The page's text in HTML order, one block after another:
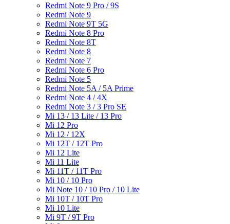
Redmi Note 9 Pro / 9S
Redmi Note 9
Redmi Note 9T 5G
Redmi Note 8 Pro
Redmi Note 8T
Redmi Note 8
Redmi Note 7
Redmi Note 6 Pro
Redmi Note 5
Redmi Note 5A / 5A Prime
Redmi Note 4 / 4X
Redmi Note 3 / 3 Pro SE
Mi 13 / 13 Lite / 13 Pro
Mi 12 Pro
Mi 12 / 12X
Mi 12T / 12T Pro
Mi 12 Lite
Mi 11 Lite
Mi 11T / 11T Pro
Mi 10 / 10 Pro
Mi Note 10 / 10 Pro / 10 Lite
Mi 10T / 10T Pro
Mi 10 Lite
Mi 9T / 9T Pro